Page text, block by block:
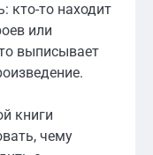
кто-то находит
или
выписывает
книги
чему